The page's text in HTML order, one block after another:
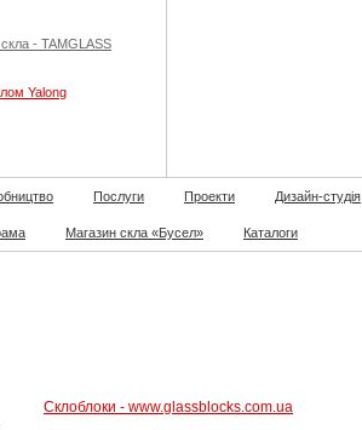
- TAMGLASS
Yalong
Послуги Проекти Дизайн-студія
Магазин скла «Бусел» Каталоги
Склоблоки - www.glassblocks.com.ua